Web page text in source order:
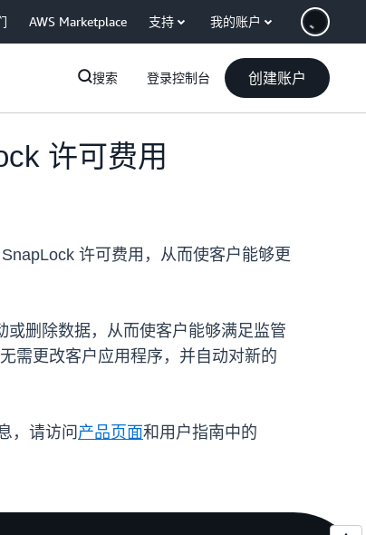
AWS Marketplace 支持 我的账户
搜索 登录控制台 创建账户
许可费用
许可费用，从而使客户能够更
或删除数据，从而使客户能够满足监管
需更改客户应用程序，并自动对新的
，请访问 产品页面和用户指南中的